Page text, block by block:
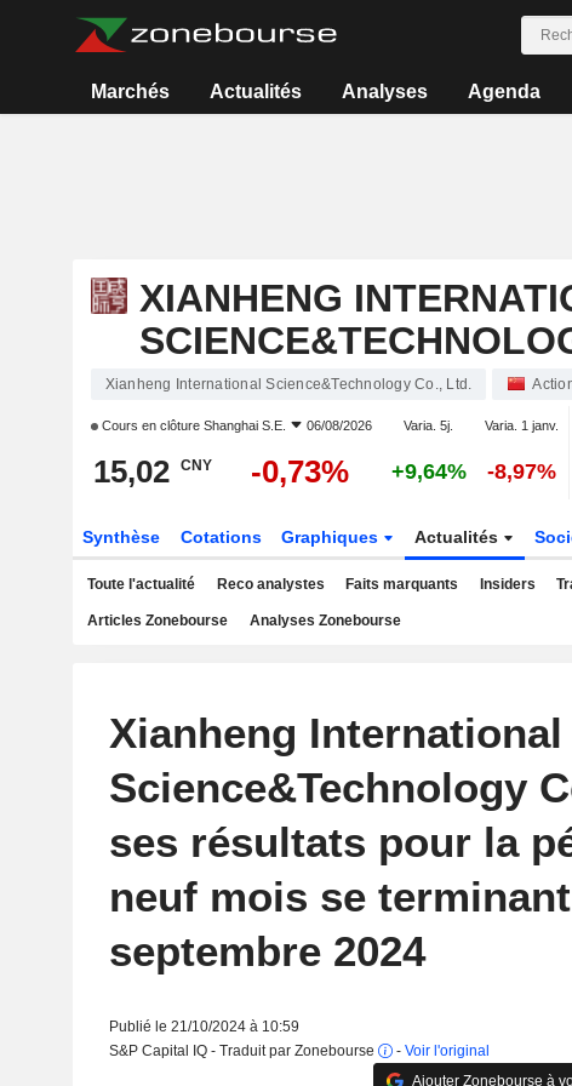
Marchés Actualités Analyses Agenda
XIANHENG
Xianheng International Science&Technology Co., Ltd.
Cours en clôture Shanghai S.E. 06/08/2026 Varia. 5j. Varia. 1 janv.
15,02 CNY -0,73% +9,64% -8,97%
Synthèse Cotations Graphiques Actualités
Toute l'actualité Reco analystes Faits marquants Insiders
Articles Zonebourse Analyses Zonebourse
Xianheng International
Science&Technology
ses résultats pour la
neuf mois se
septembre 2024
Publié le 21/10/2024 à 10:59
S&P Capital IQ - Traduit par Zonebourse
- Voir l'original
Ajouter Zonebourse à